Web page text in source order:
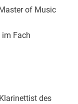
of Music
Fach
des